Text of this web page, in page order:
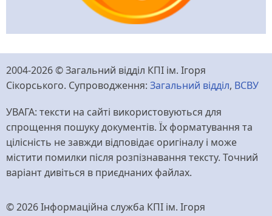
2004-2026 © Загальний відділ КПІ ім. Ігоря
Сікорського. Супроводження: Загальний відділ, ВСВУ
УВАГА: тексти на сайті використовуються для
спрощення пошуку документів. Їх форматування та
цілісність не завжди відповідає оригіналу і може
містити помилки після розпізнавання тексту. Точний
варіант дивіться в приєднаних файлах.
© 2026 Інформаційна служба КПІ ім. Ігоря